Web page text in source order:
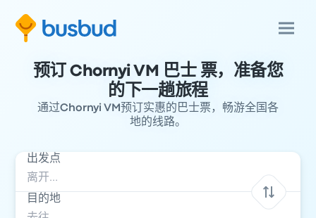
预订 Chornyi VM 巴士 票，准备您
的下一趟旅程
通过Chornyi VM预订实惠的巴士票，畅游全国各
地的线路。
出发点
目的地